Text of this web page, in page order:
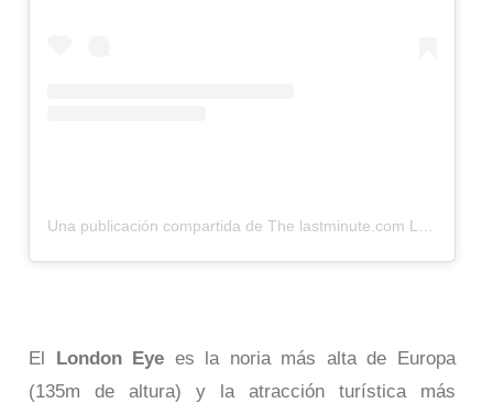
Una publicación compartida de The lastminute.com London Eye (@londoneye)
El London Eye es la noria más alta de Europa
(135m de altura) y la atracción turística más